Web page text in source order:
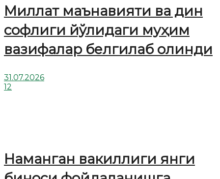
Миллат маънавияти ва дин
софлиги йўлидаги муҳим
вазифалар белгилаб олинди
31.07.2026
12
Наманган вакиллиги янги